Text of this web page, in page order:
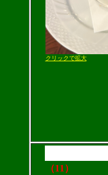
クリックで拡大
（11）